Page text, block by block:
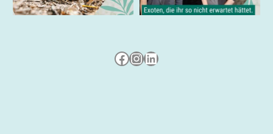
Besuche uns auf Facebook
Besuche uns auf Instagram
LinkedIn